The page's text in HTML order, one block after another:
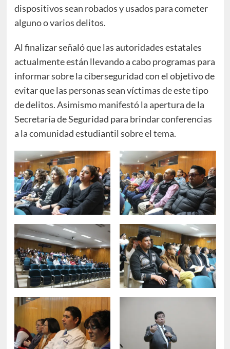
dispositivos sean robados y usados para cometer
alguno o varios delitos.
Al finalizar señaló que las autoridades estatales
actualmente están llevando a cabo programas para
informar sobre la ciberseguridad con el objetivo de
evitar que las personas sean víctimas de este tipo
de delitos. Asimismo manifestó la apertura de la
Secretaría de Seguridad para brindar conferencias
a la comunidad estudiantil sobre el tema.